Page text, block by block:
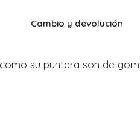
Cambio y devolución
su puntera son de